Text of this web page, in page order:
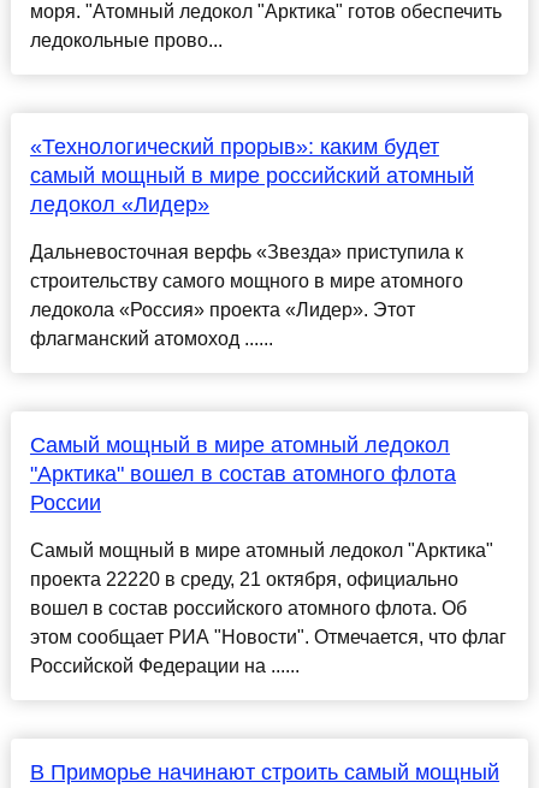
моря. "Атомный ледокол "Арктика" готов обеспечить
ледокольные прово...
«Технологический прорыв»: каким будет
самый мощный в мире российский атомный
ледокол «Лидер»
Дальневосточная верфь «Звезда» приступила к
строительству самого мощного в мире атомного
ледокола «Россия» проекта «Лидер». Этот
флагманский атомоход ......
Самый мощный в мире атомный ледокол
"Арктика" вошел в состав атомного флота
России
Самый мощный в мире атомный ледокол "Арктика"
проекта 22220 в среду, 21 октября, официально
вошел в состав российского атомного флота. Об
этом сообщает РИА "Новости". Отмечается, что флаг
Российской Федерации на ......
В Приморье начинают строить самый мощный